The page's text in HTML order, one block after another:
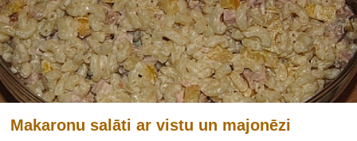
Makaronu salāti ar vistu un majonēzi